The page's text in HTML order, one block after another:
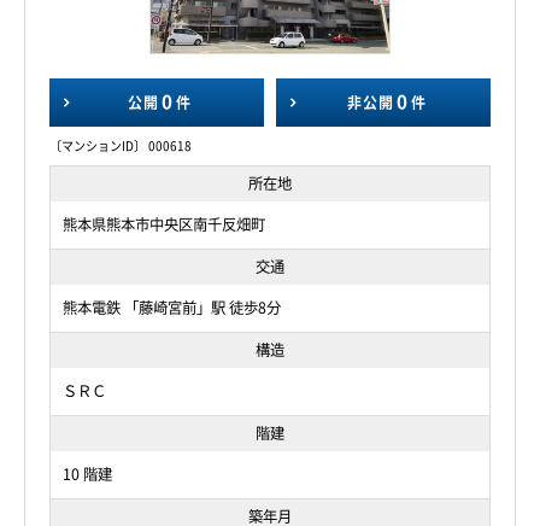
公開 0 件 非公開 0 件
〔マンションID〕 000618
所在地
熊本県熊本市中央区南千反畑町
交通
熊本電鉄 「藤崎宮前」駅 徒歩8分
構造
ＳＲＣ
階建
10 階建
築年月